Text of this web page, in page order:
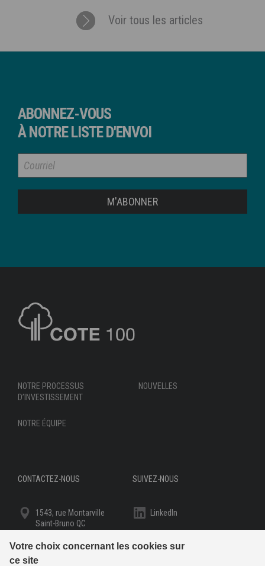
Votre choix concernant les cookies sur
ce site
Voir tous les articles
ABONNEZ-VOUS
À NOTRE LISTE D'ENVOI
M'ABONNER
NOTRE PROCESSUS
D’INVESTISSEMENT
NOTRE ÉQUIPE
NOUVELLES
CONTACTEZ-NOUS
1543, rue Montarville
Saint-Bruno QC
SUIVEZ-NOUS
LinkedIn